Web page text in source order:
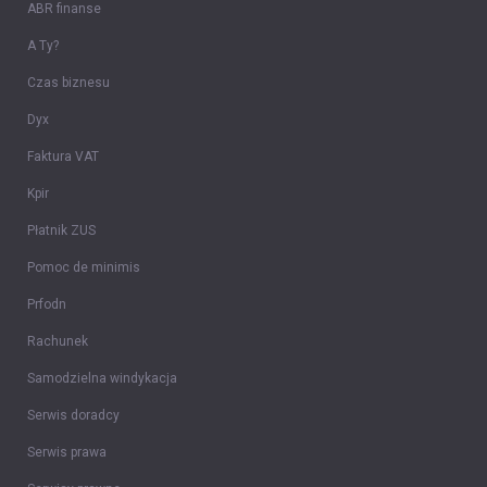
ABR finanse
A Ty?
Czas biznesu
Dyx
Faktura VAT
Kpir
Płatnik ZUS
Pomoc de minimis
Prfodn
Rachunek
Samodzielna windykacja
Serwis doradcy
Serwis prawa